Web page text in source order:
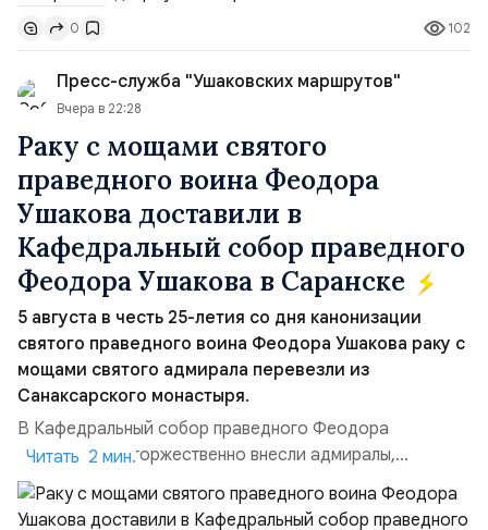
доли контроля (75 на 25). Было: Ранее Иран и Оман
контролировали пролив на паритетных началах —
50/50. Стало: Новое соглашение закрепляет за
Ираном...
0 102
Пресс-служба "Ушаковских маршрутов"
Вчера в 22:28
Раку с мощами святого
праведного воина Феодора
Ушакова доставили в
Кафедральный собор праведного
Феодора Ушакова в Саранске
5 августа в честь 25-летия со дня канонизации
святого праведного воина Феодора Ушакова раку с
мощами святого адмирала перевезли из
Санаксарского монастыря.
В Кафедральный собор праведного Феодора
Ушакова раку торжественно внесли адмиралы,
участвовавшие в канонизации святого праведного
воина Феодора Ушакова 25 лет назад:Адмирал
Читать 2 мин.